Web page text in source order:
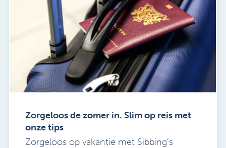
Zorgeloos de zomer in. Slim op reis met
onze tips
Zorgeloos op vakantie met Sibbing’s